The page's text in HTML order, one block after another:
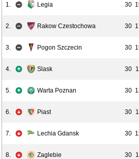
1. Legia 30
2. Rakow Czestochowa 30
3. Pogon Szczecin 30
4. Slask 30
5. Warta Poznan 30
6. Piast 30
7. Lechia Gdansk 30
8. Zaglebie 30